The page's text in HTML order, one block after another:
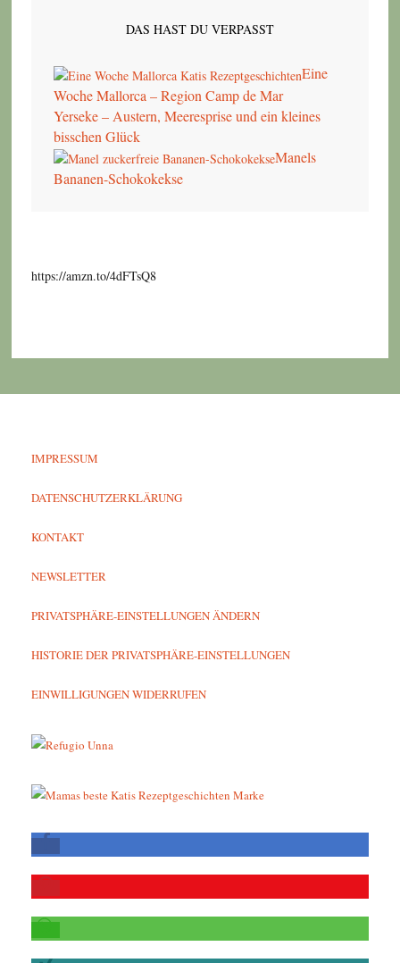
DAS HAST DU VERPASST
Eine
Woche Mallorca – Region Camp de Mar
Yerseke – Austern, Meeresprise und ein kleines
bisschen Glück
Manels
Bananen-Schokokekse
https://amzn.to/4dFTsQ8
IMPRESSUM
DATENSCHUTZERKLÄRUNG
KONTAKT
NEWSLETTER
PRIVATSPHÄRE-EINSTELLUNGEN ÄNDERN
HISTORIE DER PRIVATSPHÄRE-EINSTELLUNGEN
EINWILLIGUNGEN WIDERRUFEN